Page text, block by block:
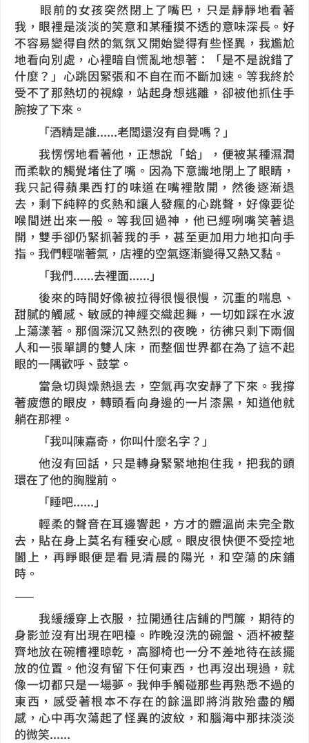
眼前的女孩突然閉上了嘴巴，只是靜靜地看著
我，眼裡是淡淡的笑意和某種摸不透的意味深長。好
不容易變得自然的氣氛又開始變得有些怪異，我尷尬
地看向別處，心裡暗自慌亂地想著：「是不是說錯了
什麼？」心跳因緊張和不自在而不斷加速。等我終於
受不了那熱切的視線，站起身想逃離，卻被他抓住手
腕按了下來。
「酒精是誰......老闆還沒有自覺嗎？」
我愣愣地看著他，正想說「蛤」，便被某種濕潤
而柔軟的觸覺堵住了嘴。因為下意識地閉上了眼睛，
我只記得蘋果西打的味道在嘴裡散開，然後逐漸退
去，剩下純粹的炙熱和讓人發瘋的心跳聲，好像要從
喉間迸出來一般。等我回過神，他已經咧嘴笑著退
開，雙手卻仍緊抓著我的手，甚至更加用力地扣向手
指。我們輕喘著氣，店裡的空氣逐漸變得又熱又黏。
「我們......去裡面......」
後來的時間好像被拉得很慢很慢，沉重的喘息、
甜膩的觸感、敏感的神經交織起舞，一切如踩在水波
上蕩漾著。那個深沉又熱烈的夜晚，彷彿只剩下兩個
人和一張單調的雙人床，而整個世界都在為了這不起
眼的一隅歡呼、鼓掌。
當急切與燥熱退去，空氣再次安靜了下來。我撐
著疲憊的眼皮，轉頭看向身邊的一片漆黑，知道他就
躺在那裡。
「我叫陳嘉奇，你叫什麼名字？」
他沒有回話，只是轉身緊緊地抱住我，把我的頭
環在了他的胸膛前。
「睡吧......」
輕柔的聲音在耳邊響起，方才的體溫尚未完全散
去，貼在身上莫名有種安心感。眼皮很快便不受控地
闔上，再睜眼便是看見清晨的陽光，和空蕩的床鋪
時。
——
我緩緩穿上衣服，拉開通往店鋪的門簾，期待的
身影並沒有出現在吧檯。昨晚沒洗的碗盤、酒杯被整
齊地放在碗槽裡晾乾，高腳椅也一分不差地待在該擺
放的位置。他沒有留下任何東西，也再沒出現過，就
像一切都只是一場夢。我伸手觸碰那些再熟悉不過的
東西，感受著根本不存在的餘溫即將消散殆盡的觸
感，心中再次蕩起了怪異的波紋，和腦海中那抹淡淡
的微笑......